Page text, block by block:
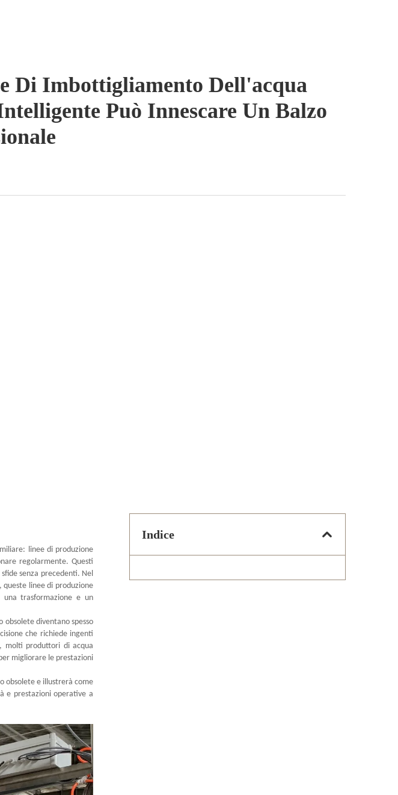
Di Imbottigliamento Dell'acqua
Può Innescare Un Balzo
linee di produzione
regolarmente. Questi
senza precedenti. Nel
queste linee di produzione
una trasformazione e un
diventano spesso
che richiede ingenti
molti produttori di acqua
migliorare le prestazioni
obsolete e illustrerà come
e prestazioni operative a
Indice